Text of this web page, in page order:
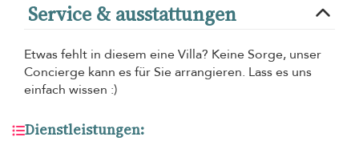
Service & ausstattungen
Etwas fehlt in diesem eine Villa? Keine Sorge, unser
Concierge kann es für Sie arrangieren. Lass es uns
einfach wissen :)
Dienstleistungen: